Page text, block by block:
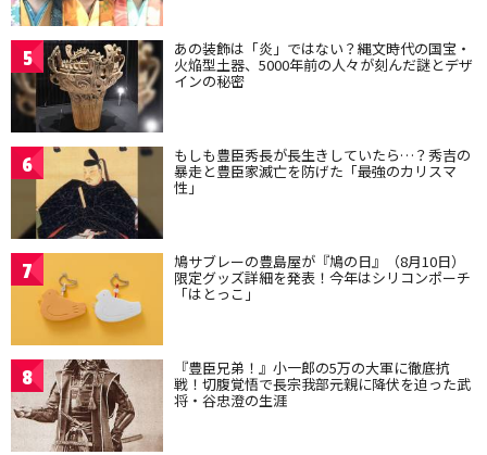
5 あの装飾は「炎」ではない？縄文時代の国宝・
火焔型土器、5000年前の人々が刻んだ謎とデザ
インの秘密
6 もしも豊臣秀長が長生きしていたら…？秀吉の
暴走と豊臣家滅亡を防げた「最強のカリスマ
性」
7 鳩サブレーの豊島屋が『鳩の日』（8月10日）
限定グッズ詳細を発表！今年はシリコンポーチ
「はとっこ」
8 『豊臣兄弟！』小一郎の5万の大軍に徹底抗
戦！切腹覚悟で長宗我部元親に降伏を迫った武
将・谷忠澄の生涯